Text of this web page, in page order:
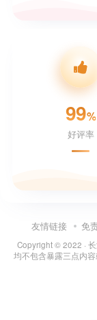
99%
好评率
友情链接 免
Copyright © 2022 ·
均不包含暴露三点内